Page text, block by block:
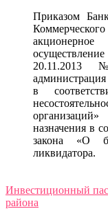
Приказом
20.11.2013
в
назначения в
закона «О
ликвидатора.
Инвестиционный
района